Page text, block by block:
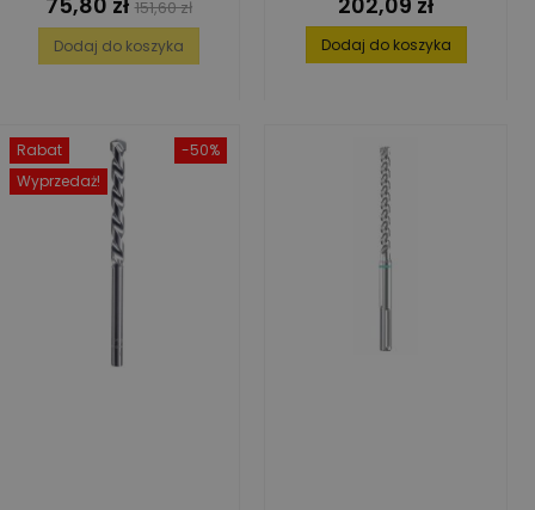
podstawowa
151,60 zł
Dodaj do koszyka Dodaj do koszyka
-50%
Rabat
Wyprzedaż!